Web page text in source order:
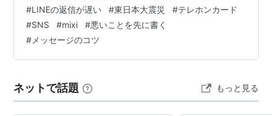
株式会社ミクシィ
ったのだが、そういえば最近って「ちょっと風邪気味で
味がわからないから、誰か味見して～」って言葉を聞い
ていないなと思った。これも「昭和は遠くなりにけり現
象」か。 と思ったが、単にほかの人間と暮らしていない
#LINEの返信が遅い #東日本大震災 #テレホンカード
#SNS #mixi #悪いことを先に書く
# メッセージのコツ
ネットで話題 もっと見る